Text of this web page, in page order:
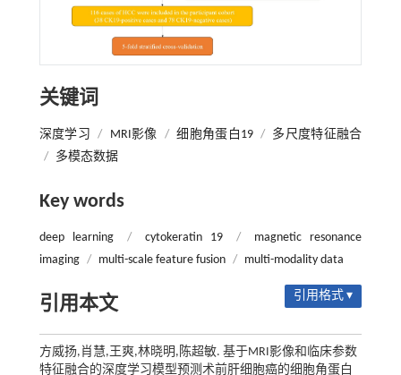
关键词
深度学习 / MRI影像 / 细胞角蛋白19 / 多尺度特征融合
/
多模态数据
Key words
deep learning / cytokeratin 19 /
magnetic resonance
imaging / multi-scale feature fusion / multi-modality data
引用本文 引用格式 ▾
方威扬,肖慧,王爽,林晓明,陈超敏. 基于MRI影像和临床参数
特征融合的深度学习模型预测术前肝细胞癌的细胞角蛋白